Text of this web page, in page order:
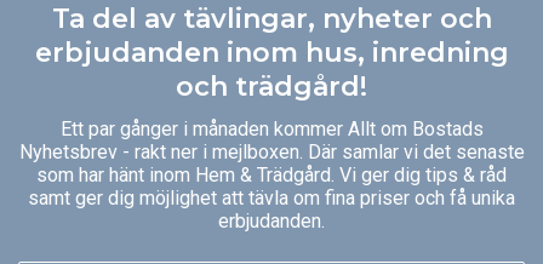
Ta del av tävlingar, nyheter och
erbjudanden inom hus, inredning
och trädgård!
Ett par gånger i månaden kommer Allt om Bostads
Nyhetsbrev - rakt ner i mejlboxen. Där samlar vi det senaste
som har hänt inom Hem & Trädgård. Vi ger dig tips & råd
samt ger dig möjlighet att tävla om fina priser och få unika
erbjudanden.